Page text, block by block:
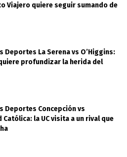
Viajero quiere seguir sumando de
Deportes La Serena vs O’Higgins:
profundizar la herida del
Deportes Concepción vs
Católica: la UC visita a un rival que